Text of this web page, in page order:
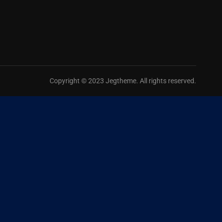
Copyright © 2023 Jegtheme. All rights reserved.